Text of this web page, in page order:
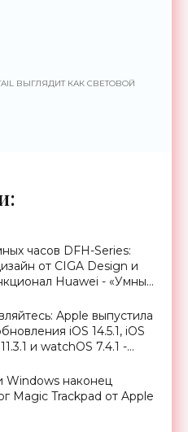
ВЫГЛЯДИТ КАК СВЕТОВОЙ
часов DFH-Series:
от CIGA Design и
Huawei - «Умные
Apple выпустила
iOS 14.5.1, iOS
и watchOS 7.4.1 -
Windows наконец
Magic Trackpad от Apple